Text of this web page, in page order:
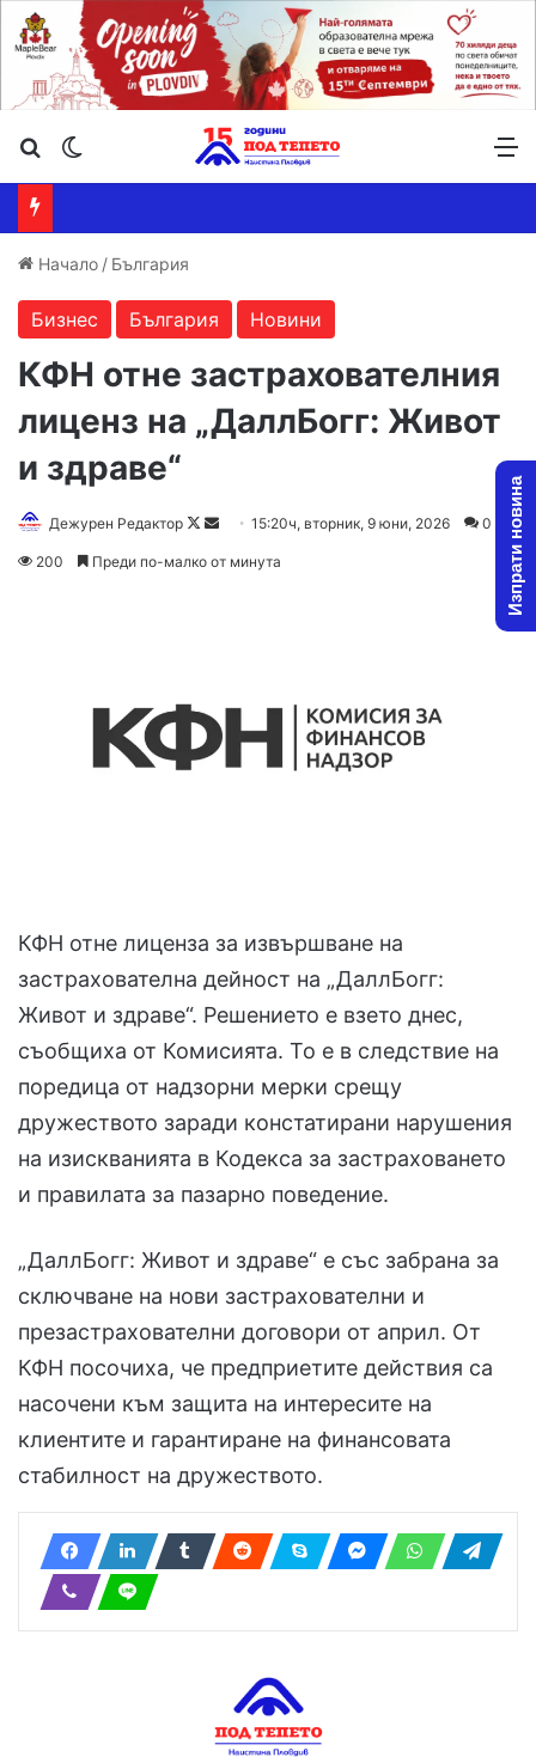
Търсене ...
Начало / България
Бизнес България Новини
КФН отне застрахователния
лиценз на „ДаллБогг: Живот
и здраве“
Дежурен Редактор
Follow
Send15:20ч, вторник, 9 юни, 2026 0
200 Преди по-малко от минута
КФН отне лиценза за извършване на
застрахователна дейност на „ДаллБогг:
Живот и здраве“. Решението е взето днес,
съобщиха от Комисията. То е в следствие на
поредица от надзорни мерки срещу
дружеството заради констатирани нарушения
на изискванията в Кодекса за застраховането
и правилата за пазарно поведение.
„ДаллБогг: Живот и здраве“ е със забрана за
сключване на нови застрахователни и
презастрахователни договори от април. От
КФН посочиха, че предприетите действия са
насочени към защита на интересите на
клиентите и гарантиране на финансовата
стабилност на дружеството.
Изпрати новина